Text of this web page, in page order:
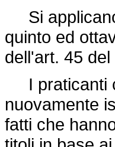
Si
quinto ed
dell'art. 45
I praticanti
nuovamente
fatti che